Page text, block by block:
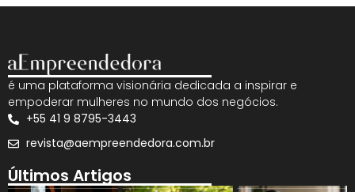
é uma plataforma visionária dedicada a inspirar e
empoderar mulheres no mundo dos negócios.
+55 41 9 8795-3443
revista@aempreendedora.com.br
Últimos Artigos